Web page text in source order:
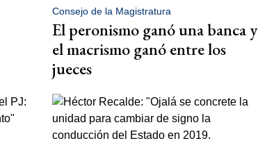
Consejo de la Magistratura
El peronismo ganó una banca y
el macrismo ganó entre los
jueces